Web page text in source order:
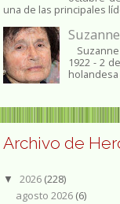
una de las principales
1922 - 2
Archivo de
▼ 2026 (228)
agosto 2026 (6)